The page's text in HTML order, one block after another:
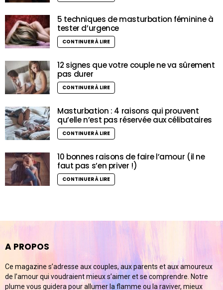
5 techniques de masturbation féminine à
tester d’urgence
CONTINUER À LIRE
12 signes que votre couple ne va sûrement
pas durer
CONTINUER À LIRE
Masturbation : 4 raisons qui prouvent
qu’elle n’est pas réservée aux célibataires
CONTINUER À LIRE
10 bonnes raisons de faire l’amour (il ne
faut pas s’en priver !)
CONTINUER À LIRE
A PROPOS
Ce magazine s’adresse aux couples, aux parents et aux amoureux
de l’amour qui voudraient mieux s’aimer et se comprendre. Notre
plume vous guidera pour allumer la flamme ou la raviver, mieux